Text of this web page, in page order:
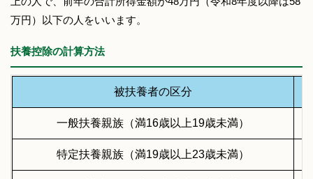
万円）以下の人をいいます。
扶養控除の計算方法
被扶養者の区分
一般扶養親族（満16歳以上19歳未満）
特定扶養親族（満19歳以上23歳未満）